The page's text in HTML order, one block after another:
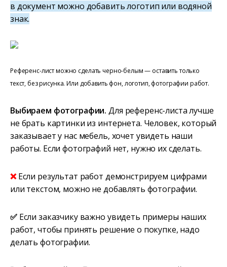
в документ можно добавить логотип или водяной
знак.
Референс-лист можно сделать черно-белым — оставить только
текст, без рисунка. Или добавить фон, логотип, фотографии работ.
Выбираем фотографии. Для референс-листа лучше
не брать картинки из интернета. Человек, который
заказывает у нас мебель, хочет увидеть наши
работы. Если фотографий нет, нужно их сделать.
❌Если результат работ демонстрируем цифрами
или текстом, можно не добавлять фотографии.
✅Если заказчику важно увидеть примеры наших
работ, чтобы принять решение о покупке, надо
делать фотографии.